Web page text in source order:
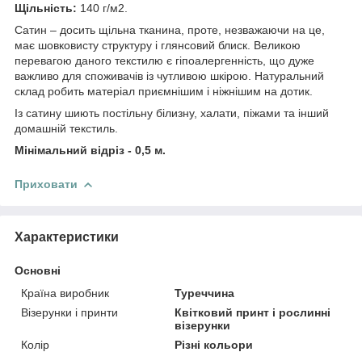
Щільність: 140 г/м2.
Сатин – досить щільна тканина, проте, незважаючи на це,
має шовковисту структуру і глянсовий блиск. Великою
перевагою даного текстилю є гіпоалергенність, що дуже
важливо для споживачів із чутливою шкірою. Натуральний
склад робить матеріал приємнішим і ніжнішим на дотик.
Із сатину шиють постільну білизну, халати, піжами та інший
домашній текстиль.
Мінімальний відріз - 0,5 м.
Приховати
Характеристики
Основні
Країна виробник
Туреччина
Візерунки і принти
Квітковий принт і рослинні
візерунки
Колір
Різні кольори